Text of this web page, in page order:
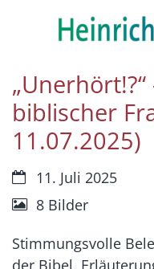
biblischer
11.07.2025)
Datum:11. Juli 2025
8 Bilder
Stimmungsvolle
der Bibel,